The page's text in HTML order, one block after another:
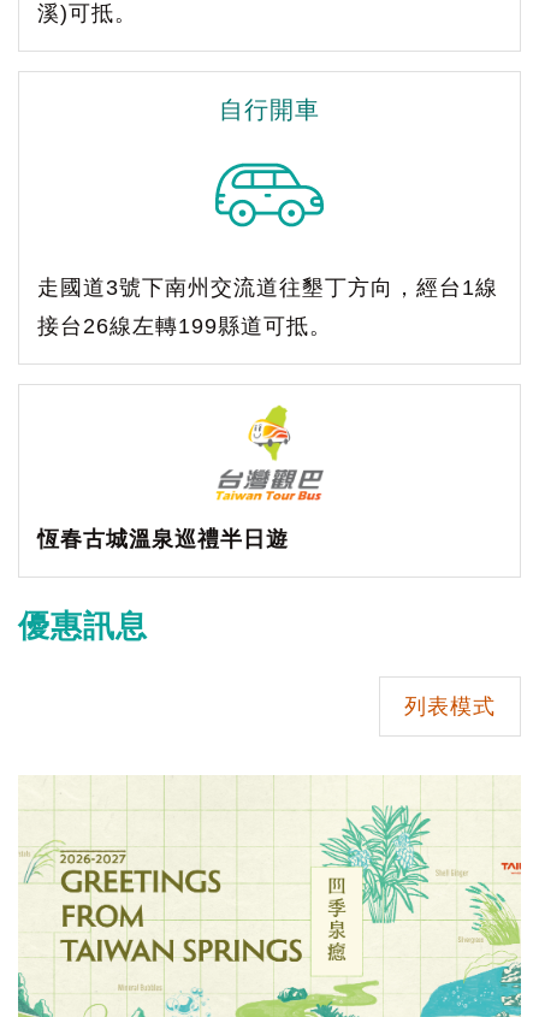
溪)可抵。
自行開車
走國道3號下南州交流道往墾丁方向，經台1線
接台26線左轉199縣道可抵。
恆春古城溫泉巡禮半日遊
優惠訊息
列表模式